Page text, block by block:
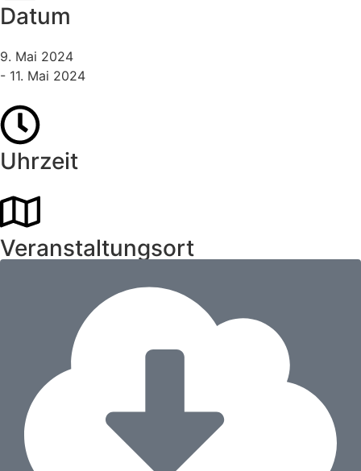
Datum
9. Mai 2024
- 11. Mai 2024
Uhrzeit
Veranstaltungsort